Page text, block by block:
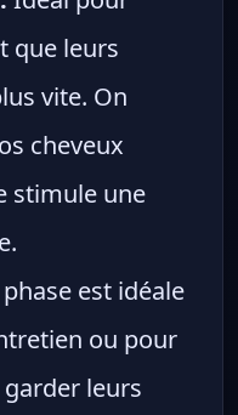
que leurs
vite. On
cheveux
stimule une
est idéale
ou pour
leurs